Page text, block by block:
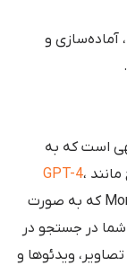
، آماده‌سازی و
است که به
GPT-4،
و ... مجهز شده است. Monica که به صورت
شما در جستجو در
ویدئوها و